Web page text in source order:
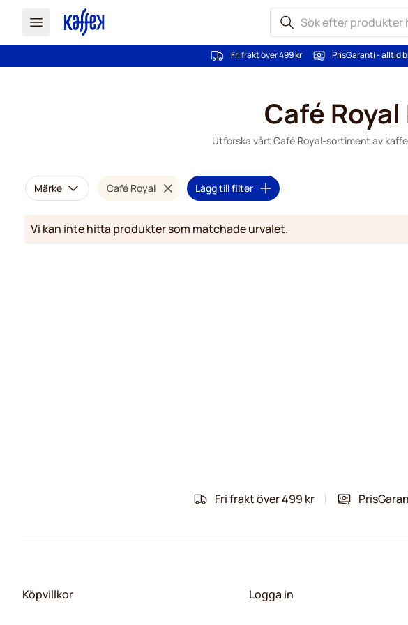
Fri frakt över 499 kr PrisGaranti - alltid
Café
Utforska vårt Café Royal-sortiment av
Märke Café Royal Lägg till filter
Vi kan inte hitta produkter som matchade urvalet.
Fri frakt över 499 kr
Köpvillkor Logga in